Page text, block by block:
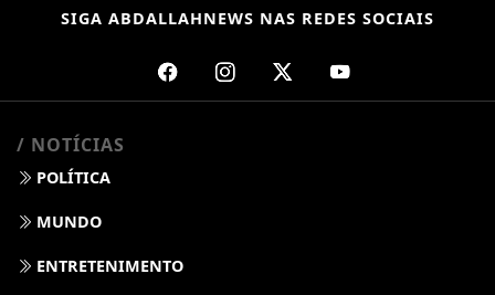
SIGA ABDALLAHNEWS NAS REDES SOCIAIS
/ NOTÍCIAS
POLÍTICA
MUNDO
ENTRETENIMENTO